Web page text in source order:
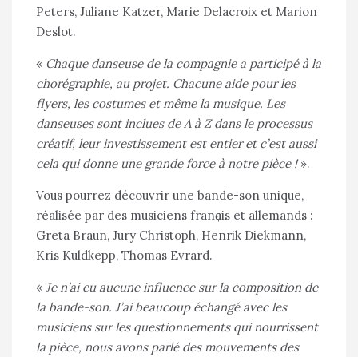
Peters, Juliane Katzer, Marie Delacroix et Marion
Deslot.
« Chaque danseuse de la compagnie a participé à la
chorégraphie, au projet. Chacune aide pour les
flyers, les costumes et même la musique. Les
danseuses sont inclues de A à Z dans le processus
créatif, leur investissement est entier et c’est aussi
cela qui donne une grande force à notre pièce !».
Vous pourrez découvrir une bande-son unique,
réalisée par des musiciens franҫais et allemands :
Greta Braun, Jury Christoph, Henrik Diekmann,
Kris Kuldkepp, Thomas Evrard.
« Je n’ai eu aucune influence sur la composition de
la bande-son. J’ai beaucoup échangé avec les
musiciens sur les questionnements qui nourrissent
la pièce, nous avons parlé des mouvements des